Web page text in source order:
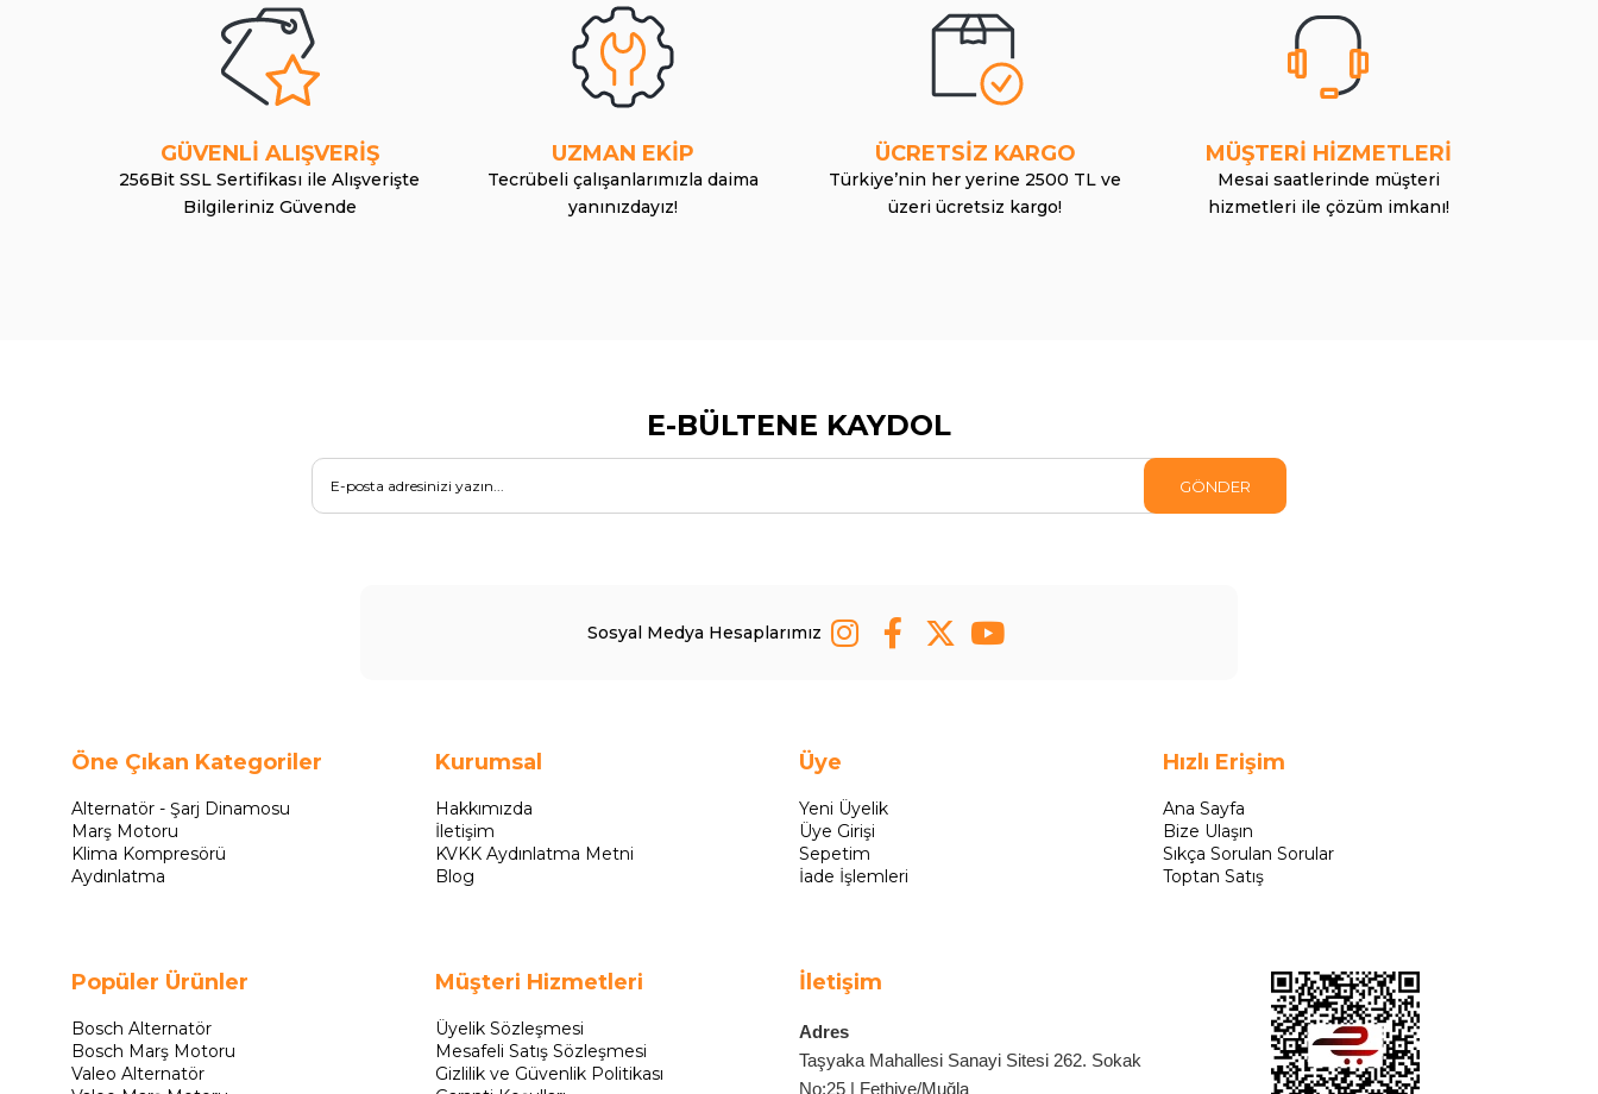
GÜVENLİ ALIŞVERİŞ
256Bit SSL Sertifikası ile Alışverişte
Bilgileriniz Güvende
UZMAN EKİP
Tecrübeli çalışanlarımızla daima
yanınızdayız!
ÜCRETSİZ KARGO
Türkiye’nin her yerine 2500 TL ve
üzeri ücretsiz kargo!
MÜŞTERİ HİZMETLERİ
Mesai saatlerinde müşteri
hizmetleri ile çözüm imkanı!
E-BÜLTENE KAYDOL
GÖNDER
Sosyal Medya Hesaplarımız
Öne Çıkan Kategoriler
Alternatör - Şarj Dinamosu
Marş Motoru
Klima Kompresörü
Aydınlatma
Popüler Ürünler
Bosch Alternatör
Bosch Marş Motoru
Valeo Alternatör
Kurumsal
Hakkımızda
İletişim
KVKK Aydınlatma Metni
Blog
Müşteri Hizmetleri
Üyelik Sözleşmesi
Mesafeli Satış Sözleşmesi
Gizlilik ve Güvenlik Politikası
Üye
Yeni Üyelik
Üye Girişi
Sepetim
İade İşlemleri
İletişim
Adres
Taşyaka Mahallesi Sanayi Sitesi 262. Sokak
No:25 | Fethiye/Muğla
Hızlı Erişim
Ana Sayfa
Bize Ulaşın
Sıkça Sorulan Sorular
Toptan Satış